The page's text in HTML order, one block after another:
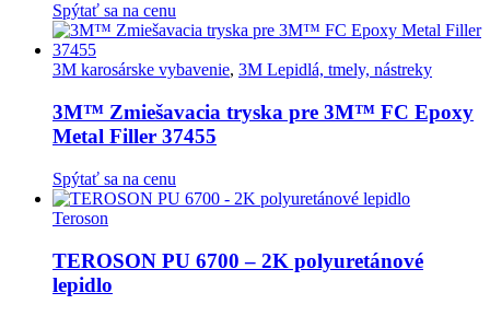
Spýtať sa na cenu
3M karosárske vybavenie, 3M Lepidlá, tmely, nástreky
3M™ Zmiešavacia tryska pre 3M™ FC Epoxy
Metal Filler 37455
Spýtať sa na cenu
Teroson
TEROSON PU 6700 – 2K polyuretánové
lepidlo